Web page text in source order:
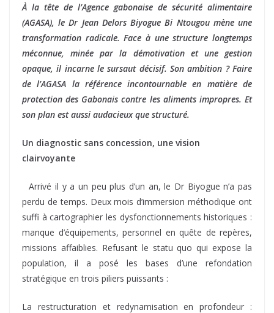
À la tête de l’Agence gabonaise de sécurité alimentaire
(AGASA), le Dr Jean Delors Biyogue Bi Ntougou mène une
transformation radicale. Face à une structure longtemps
méconnue, minée par la démotivation et une gestion
opaque, il incarne le sursaut décisif. Son ambition ? Faire
de l’AGASA la référence incontournable en matière de
protection des Gabonais contre les aliments impropres. Et
son plan est aussi audacieux que structuré.
Un diagnostic sans concession, une vision
clairvoyante
Arrivé il y a un peu plus d’un an, le Dr Biyogue n’a pas
perdu de temps. Deux mois d’immersion méthodique ont
suffi à cartographier les dysfonctionnements historiques :
manque d’équipements, personnel en quête de repères,
missions affaiblies. Refusant le statu quo qui expose la
population, il a posé les bases d’une refondation
stratégique en trois piliers puissants :
La restructuration et redynamisation en profondeur :